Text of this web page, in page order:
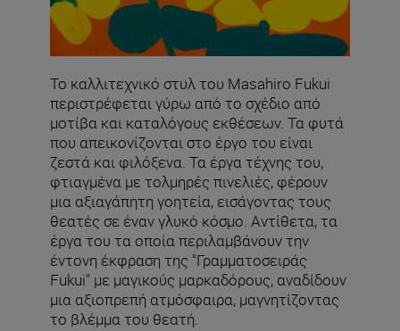
Το καλλιτεχνικό στυλ του Masahiro Fukui
περιστρέφεται γύρω από το σχέδιο από
μοτίβα και καταλόγους εκθέσεων. Τα φυτά
που απεικονίζονται στο έργο του είναι
ζεστά και φιλόξενα. Τα έργα τέχνης του,
φτιαγμένα με τολμηρές πινελιές, φέρουν
μια αξιαγάπητη γοητεία, εισάγοντας τους
θεατές σε έναν γλυκό κόσμο. Αντίθετα, τα
έργα του τα οποία περιλαμβάνουν την
έντονη έκφραση της "Γραμματοσειράς
Fukui" με μαγικούς μαρκαδόρους, αναδίδουν
μια αξιοπρεπή ατμόσφαιρα, μαγνητίζοντας
το βλέμμα του θεατή.